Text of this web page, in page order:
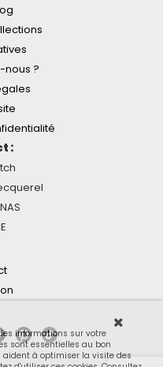
nous ?
:
informations sur votre
sont essentielles au bon
aident à optimiser la visite des